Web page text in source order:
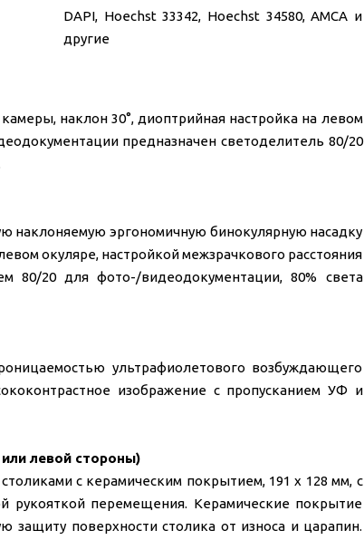
DAPI, Hoechst 33342, Hoechst 34580, AMCA и
другие
наклон 30°, диоптрийная настройка на левом
предназначен светоделитель 80/20
наклоняемую эргономичную бинокулярную насадку
окуляре, настройкой межзрачкового расстояния
80/20 для фото-/видеодокументации, 80% света
ультрафиолетового возбуждающего
изображение с пропусканием УФ и
левой стороны)
с керамическим покрытием, 191 x 128 мм, с
рукояткой перемещения. Керамические покрытие
защиту поверхности столика от износа и царапин.